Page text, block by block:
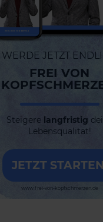
WERDE JETZT
FREI VON
Steigere langfristig
Lebensqualität!
JETZT
www.frei-von-kopfschmerzen.de